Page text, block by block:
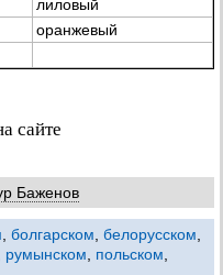
лиловый
оранжевый
сайте
Баженов
болгарском белорусском
румынском польском